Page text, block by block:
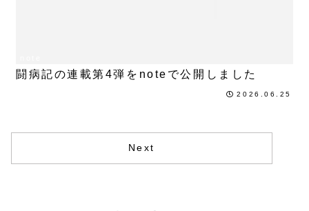
闘病記の連載第4弾をnoteで公開しました
2026.06.25
Next